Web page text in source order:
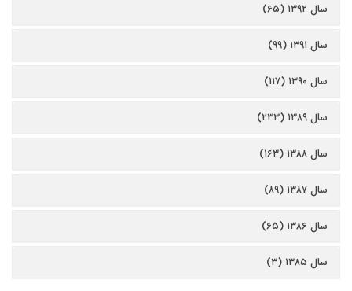
سال ۱۳۹۲ (۶۵)
سال ۱۳۹۱ (۹۹)
سال ۱۳۹۰ (۱۱۷)
سال ۱۳۸۹ (۲۳۳)
سال ۱۳۸۸ (۱۶۳)
سال ۱۳۸۷ (۸۹)
سال ۱۳۸۶ (۶۵)
سال ۱۳۸۵ (۳)